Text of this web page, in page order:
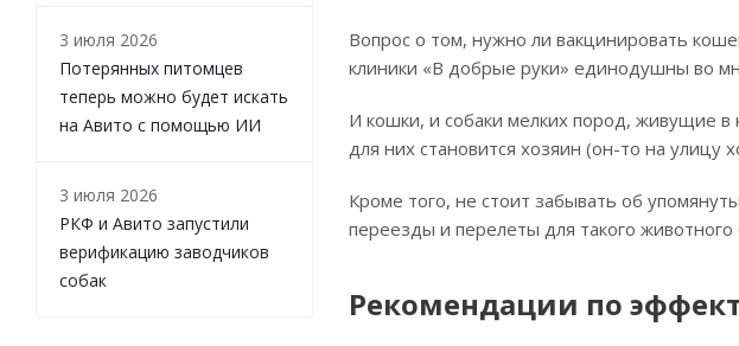
Вопрос о том, нужно ли вакцинировать
клиники «В добрые руки» единодушны во
И кошки, и собаки мелких пород, живущие в
для них становится хозяин (он-то на улицу
Кроме того, не стоит забывать об
переезды и перелеты для такого животного
Рекомендации по
3 июля 2026
Потерянных питомцев
теперь можно будет искать
на Авито с помощью ИИ
3 июля 2026
РКФ и Авито запустили
верификацию заводчиков
собак